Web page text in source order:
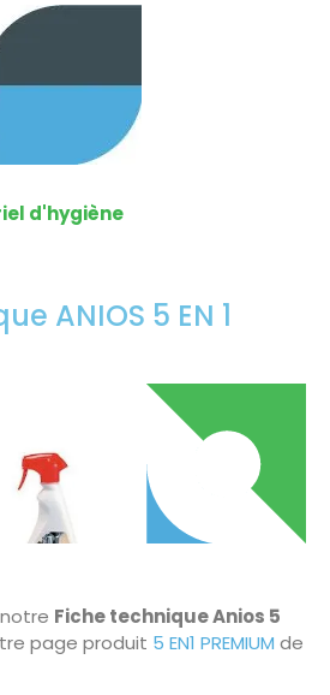
d'hygiène
ANIOS 5 EN 1
Fiche technique Anios 5
page produit 5 EN1 PREMIUM de